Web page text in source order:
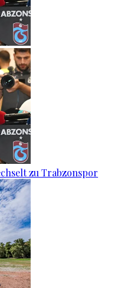
zu Trabzonspor